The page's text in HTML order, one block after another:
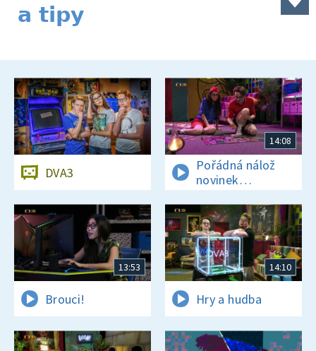
a tipy
DVA3
14:08
Pořádná nálož
novinek
a zajímavostí
13:53
Brouci!
14:10
Hry a hudba